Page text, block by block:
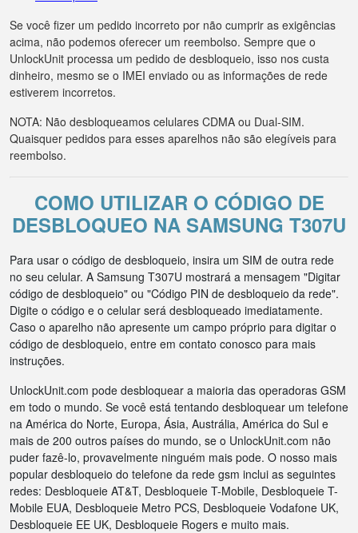
Se você fizer um pedido incorreto por não cumprir as exigências
acima, não podemos oferecer um reembolso. Sempre que o
UnlockUnit processa um pedido de desbloqueio, isso nos custa
dinheiro, mesmo se o IMEI enviado ou as informações de rede
estiverem incorretos.
NOTA: Não desbloqueamos celulares CDMA ou Dual-SIM.
Quaisquer pedidos para esses aparelhos não são elegíveis para
reembolso.
COMO UTILIZAR O CÓDIGO DE
DESBLOQUEO NA SAMSUNG T307U
Para usar o código de desbloqueio, insira um SIM de outra rede
no seu celular. A Samsung T307U mostrará a mensagem "Digitar
código de desbloqueio" ou "Código PIN de desbloqueio da rede".
Digite o código e o celular será desbloqueado imediatamente.
Caso o aparelho não apresente um campo próprio para digitar o
código de desbloqueio, entre em contato conosco para mais
instruções.
UnlockUnit.com pode desbloquear a maioria das operadoras GSM
em todo o mundo. Se você está tentando desbloquear um telefone
na América do Norte, Europa, Ásia, Austrália, América do Sul e
mais de 200 outros países do mundo, se o UnlockUnit.com não
puder fazê-lo, provavelmente ninguém mais pode. O nosso mais
popular desbloqueio do telefone da rede gsm inclui as seguintes
redes: Desbloqueie AT&T, Desbloqueie T-Mobile, Desbloqueie T-
Mobile EUA, Desbloqueie Metro PCS, Desbloqueie Vodafone UK,
Desbloqueie EE UK, Desbloqueie Rogers e muito mais.